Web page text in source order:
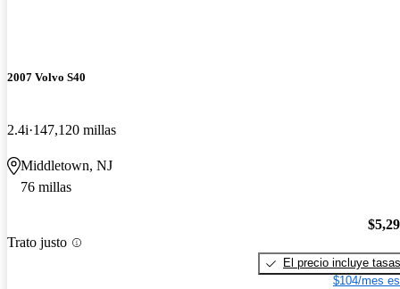
2007 Volvo S40
2.4i 147,120 millas
Middletown, NJ
76 millas
Trato justo
El precio incluye tasas
$104/mes